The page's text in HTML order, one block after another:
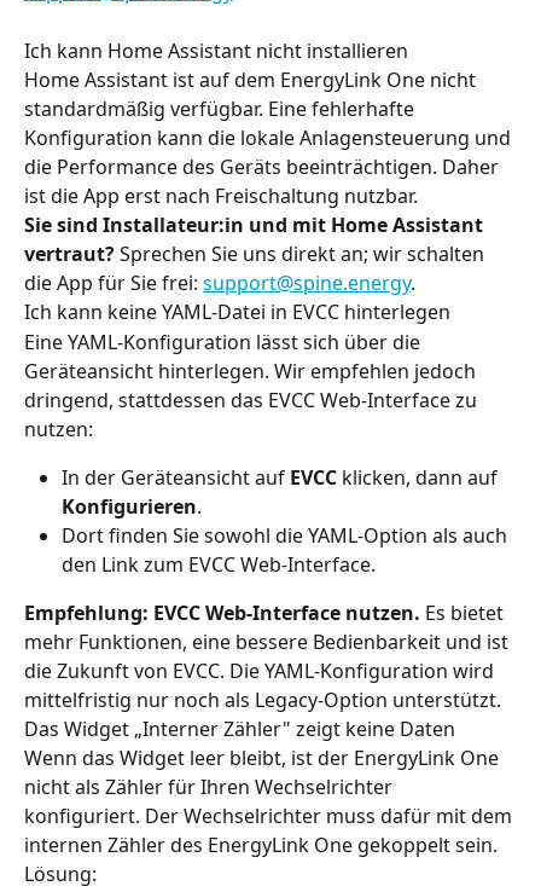
Ich kann Home Assistant nicht installieren
Home Assistant ist auf dem EnergyLink One nicht
standardmäßig verfügbar. Eine fehlerhafte
Konfiguration kann die lokale Anlagensteuerung und
die Performance des Geräts beeinträchtigen. Daher
ist die App erst nach Freischaltung nutzbar.
Sie sind Installateur:in und mit Home Assistant
vertraut? Sprechen Sie uns direkt an; wir schalten
die App für Sie frei: support@spine.energy.
Ich kann keine YAML-Datei in EVCC hinterlegen
Eine YAML-Konfiguration lässt sich über die
Geräteansicht hinterlegen. Wir empfehlen jedoch
dringend, stattdessen das EVCC Web-Interface zu
nutzen:
In der Geräteansicht auf EVCC klicken, dann auf
Konfigurieren.
Dort finden Sie sowohl die YAML-Option als auch
den Link zum EVCC Web-Interface.
Empfehlung: EVCC Web-Interface nutzen. Es bietet
mehr Funktionen, eine bessere Bedienbarkeit und ist
die Zukunft von EVCC. Die YAML-Konfiguration wird
mittelfristig nur noch als Legacy-Option unterstützt.
Das Widget „Interner Zähler" zeigt keine Daten
Wenn das Widget leer bleibt, ist der EnergyLink One
nicht als Zähler für Ihren Wechselrichter
konfiguriert. Der Wechselrichter muss dafür mit dem
internen Zähler des EnergyLink One gekoppelt sein.
Lösung: